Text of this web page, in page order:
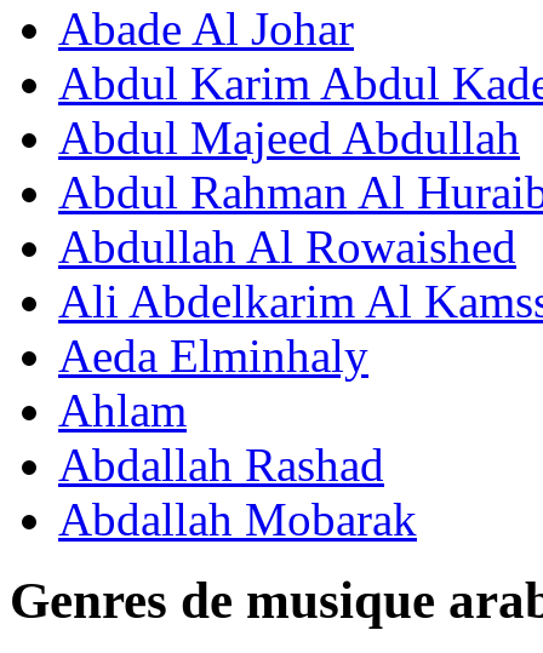
Abade Al Johar
Abdul Karim Abdul
Abdul Majeed Abdullah
Abdul Rahman Al
Abdullah Al Rowaished
Ali Abdelkarim Al
Aeda Elminhaly
Ahlam
Abdallah Rashad
Abdallah Mobarak
Genres de musique